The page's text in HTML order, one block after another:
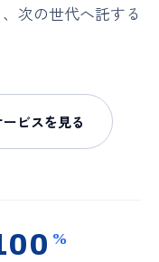
次の世代へ託する
ービスを見る
%